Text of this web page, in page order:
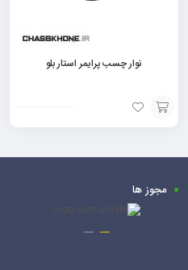
نوار چسب پرایمر استار بلو
افزودن
به
مجوز ها